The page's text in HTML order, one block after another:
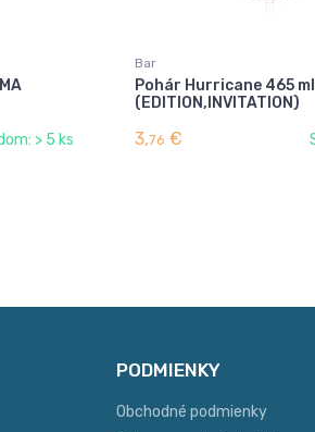
> 5 ks
Bar
Pohár Hurricane 465 ml
(EDITION,INVITATION)
3,76 €
PODMIENKY
Obchodné podmienky